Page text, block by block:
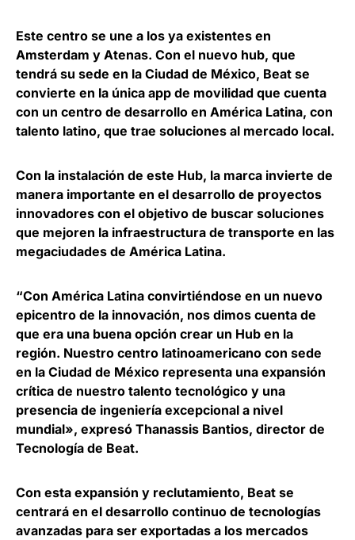
Este centro se une a los ya existentes en
Amsterdam y Atenas. Con el nuevo hub, que
tendrá su sede en la Ciudad de México, Beat se
convierte en la única app de movilidad que cuenta
con un centro de desarrollo en América Latina, con
talento latino, que trae soluciones al mercado local.
Con la instalación de este Hub, la marca invierte de
manera importante en el desarrollo de proyectos
innovadores con el objetivo de buscar soluciones
que mejoren la infraestructura de transporte en las
megaciudades de América Latina.
“Con América Latina convirtiéndose en un nuevo
epicentro de la innovación, nos dimos cuenta de
que era una buena opción crear un Hub en la
región. Nuestro centro latinoamericano con sede
en la Ciudad de México representa una expansión
crítica de nuestro talento tecnológico y una
presencia de ingeniería excepcional a nivel
mundial», expresó Thanassis Bantios, director de
Tecnología de Beat.
Con esta expansión y reclutamiento, Beat se
centrará en el desarrollo continuo de tecnologías
avanzadas para ser exportadas a los mercados